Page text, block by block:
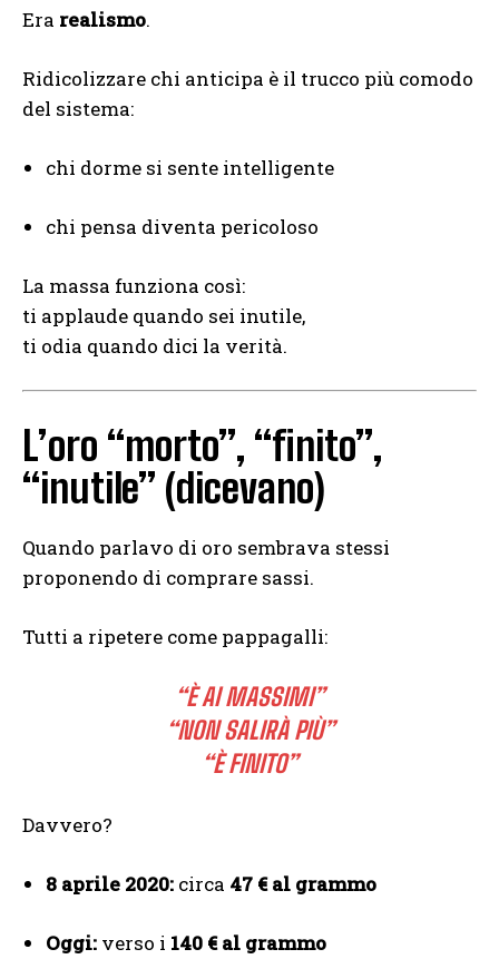
Era realismo.
Ridicolizzare chi anticipa è il trucco più comodo
del sistema:
chi dorme si sente intelligente
chi pensa diventa pericoloso
La massa funziona così:
ti applaude quando sei inutile,
ti odia quando dici la verità.
L’oro “morto”, “finito”,
“inutile” (dicevano)
Quando parlavo di oro sembrava stessi
proponendo di comprare sassi.
Tutti a ripetere come pappagalli:
“È AI MASSIMI”
“NON SALIRÀ PIÙ”
“È FINITO”
Davvero?
8 aprile 2020: circa 47 € al grammo
Oggi: verso i 140 € al grammo